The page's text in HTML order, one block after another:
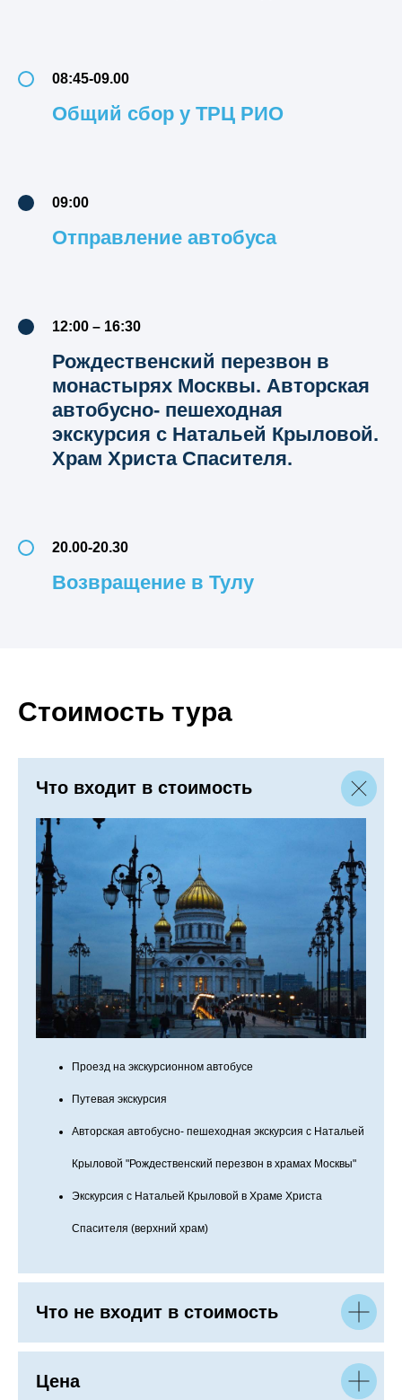
08:45-09.00
Общий сбор у ТРЦ РИО
09:00
Отправление автобуса
12:00 – 16:30
Рождественский перезвон в
монастырях Москвы. Авторская
автобусно- пешеходная
экскурсия с Натальей Крыловой.
Храм Христа Спасителя.
20.00-20.30
Возвращение в Тулу
Стоимость тура
Что входит в стоимость
Проезд на экскурсионном автобусе
Путевая экскурсия
Авторская автобусно- пешеходная экскурсия с Натальей
Крыловой "Рождественский перезвон в храмах Москвы"
Экскурсия с Натальей Крыловой в Храме Христа
Спасителя (верхний храм)
Что не входит в стоимость
Цена